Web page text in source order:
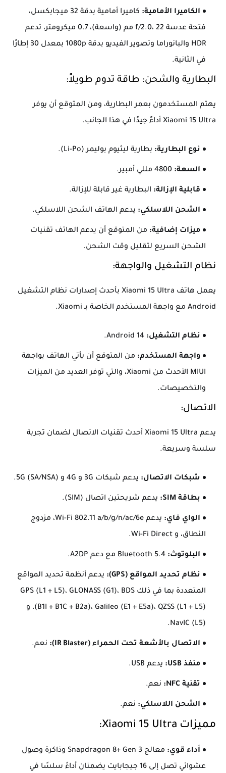
الكاميرا الأمامية:
كاميرا أمامية بدقة 32 ميجابكسل،
فتحة عدسة f/2.0، 22 مم (واسعة)، 0.7 ميكرومتر، تدعم
HDR والبانوراما وتصوير الفيديو بدقة 1080p بمعدل 30 إطارًا
في الثانية.
البطارية والشحن: طاقة تدوم طويلاً:
يهتم المستخدمون بعمر البطارية، ومن المتوقع أن يوفر
Xiaomi 15 Ultra أداءً جيدًا في هذا الجانب.
نوع البطارية: بطارية ليثيوم بوليمر (Li-Po).
السعة:
قابلية الإزالة: البطارية غير قابلة للإزالة.
الشحن اللاسلكي: يدعم الهاتف الشحن اللاسلكي.
ميزات إضافية: من المتوقع أن يدعم الهاتف تقنيات
الشحن السريع لتقليل وقت الشحن.
نظام التشغيل والواجهة:
يعمل هاتف Xiaomi 15 Ultra بأحدث إصدارات نظام التشغيل
Android مع واجهة المستخدم الخاصة بـ Xiaomi.
نظام التشغيل:
واجهة المستخدم: من المتوقع أن يأتي الهاتف بواجهة
MIUI الأحدث من Xiaomi، والتي توفر العديد من الميزات
والتخصيصات.
الاتصال:
يدعم Xiaomi 15 Ultra أحدث تقنيات الاتصال لضمان تجربة
سلسة وسريعة.
شبكات الاتصال: يدعم شبكات 3G و 4G و 5G (SA/NSA).
بطاقة SIM: يدعم شريحتين اتصال (SIM).
الواي فاي:
يدعم Wi-Fi 802.11 a/b/g/n/ac/6e، مزدوج
النطاق، و Wi-Fi Direct.
البلوتوث:
نظام تحديد المواقع (GPS):
يدعم أنظمة تحديد المواقع
المتعددة بما في ذلك GPS (L1 + L5)، GLONASS (G1)، BDS
(B1I + B1C + B2a)، Galileo (E1 + E5a)، QZSS (L1 + L5)، و
NavIC (L5).
الاتصال بالأشعة تحت الحمراء (IR Blaster): نعم.
منفذ USB: يدعم USB.
تقنية NFC: نعم.
الشحن اللاسلكي: نعم.
مميزات Xiaomi 15 Ultra:
أداء قوي:
معالج Snapdragon 8+ Gen 3 وذاكرة وصول
عشوائي تصل إلى 16 جيجابايت يضمنان أداءً سلسًا في